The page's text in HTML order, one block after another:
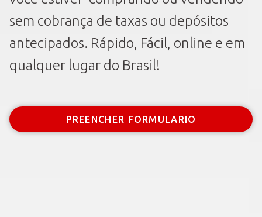
sem cobrança de taxas ou depósitos
antecipados. Rápido, Fácil, online e em
qualquer lugar do Brasil!
PREENCHER FORMULARIO